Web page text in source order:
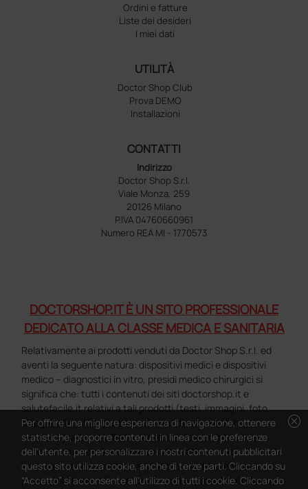
Ordini e fatture
Liste dei desideri
I miei dati
UTILITÀ
Doctor Shop Club
Prova DEMO
Installazioni
CONTATTI
Indirizzo
Doctor Shop S.r.l.
Viale Monza, 259
20126 Milano
P.IVA 04760660961
Numero REA MI - 1770573
DOCTORSHOP.IT È UN SITO PROFESSIONALE
DEDICATO ALLA CLASSE MEDICA E SANITARIA
Relativamente ai prodotti venduti da Doctor Shop S.r.l. ed
aventi la seguente natura: dispositivi medici e dispositivi
medico – diagnostici in vitro, presidi medico chirurgici si
significa che: tutti i contenuti dei siti doctorshop.it e
salutefacile.it relativi a tali prodotti (testi, immagini, foto,
disegni, allegati e quant’altro) non hanno carattere né
natura di pubblicità. Tutti i contenuti devono intendersi e
sono di natura esclusivamente informativa e volti
esclusivamente a portare a conoscenza dei clienti e dei
potenziali clienti in fase di preacquisto i prodotti venduti da
cancel
Per offrire una migliore esperienza di navigazione, ottenere
statistiche, proporre contenuti in linea con le preferenze
dell'utente, per personalizzare i nostri contenuti pubblicitari
questo sito utilizza cookie, anche di terze parti. Cliccando su
“Accetto” si acconsente all'utilizzo di tutti i cookie. Cliccando